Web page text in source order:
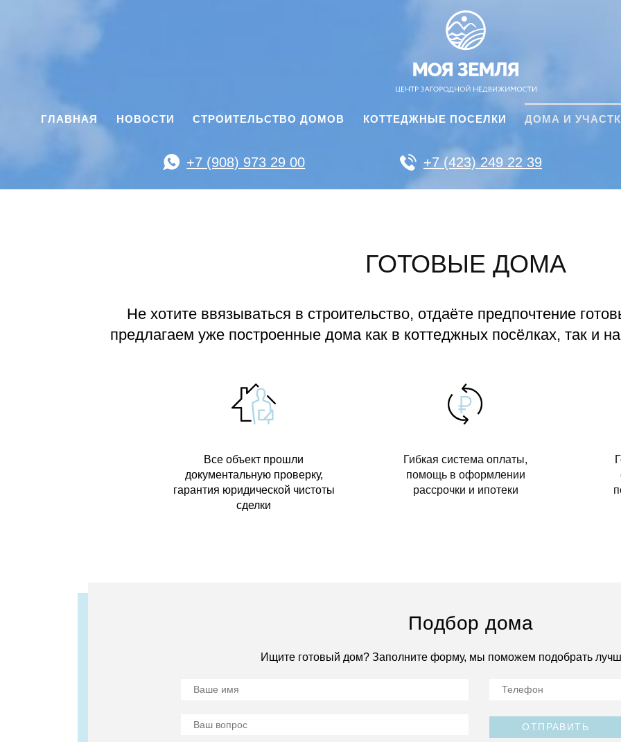
ГЛАВНАЯ НОВОСТИ СТРОИТЕЛЬСТВО ДОМОВ КОТТЕДЖНЫЕ ПОСЕЛКИ ДОМА И
+7 (908) 973 29 00 +7 (423) 249 22 39
ГОТОВЫЕ ДОМА
Не хотите ввязываться в строительство, отдаёте предпочтение
предлагаем уже построенные дома как в коттеджных посёлках, так и
Все объект прошли
документальную проверку,
гарантия юридической чистоты
сделки
Гибкая система оплаты,
помощь в оформлении
рассрочки и ипотеки
Подбор дома
Ищите готовый дом? Заполните форму, мы поможем подобрать
ОТПРАВИТЬ